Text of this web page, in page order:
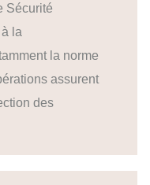
Sécurité
la
la norme
assurent
des